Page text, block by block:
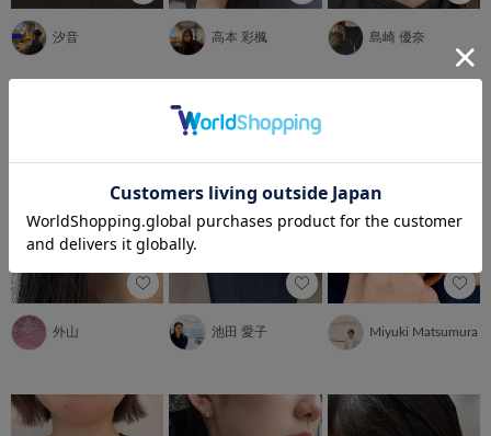
汐音 高本 彩楓 島崎 優奈
外山 池田 愛子 Miyuki Matsumura